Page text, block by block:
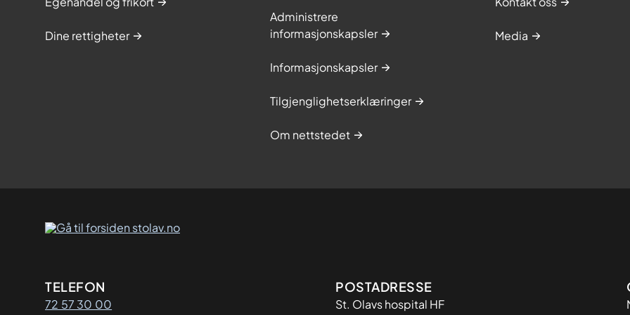
Dine rettigheter
Administrere
informasjonskapsler
Informasjonskapsler
Tilgjenglighetserklæringer
Om nettstedet
Media
Kontaktinformasjon
TELEFON
72 57 30 00 Adresse
POSTADRESSE
St. Olavs hospital HF